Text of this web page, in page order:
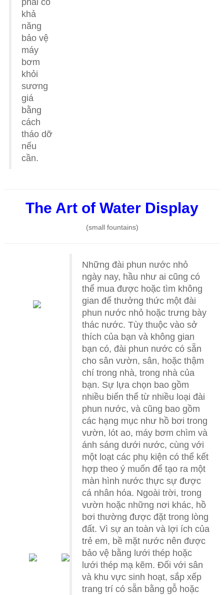
phải có
khả
năng
bảo vệ
máy
bơm
khỏi
sương
giá
bằng
cách
tháo dỡ
nếu
cần.
The Art of Water Display
(small fountains)
Những đài phun nước nhỏ
ngày nay, hầu như ai cũng có
thể mua được hoặc tìm không
gian để thưởng thức một đài
phun nước nhỏ hoặc trưng bày
thác nước. Tùy thuộc vào sở
thích của bạn và không gian
bạn có, đài phun nước có sẵn
cho sân vườn, sân, hoặc thậm
chí trong nhà, trong nhà của
bạn. Sự lựa chọn bao gồm
nhiều biến thể từ nhiều loại đài
phun nước, và cũng bao gồm
các hạng mục như hồ bơi trong
vườn, lót ao, máy bơm chìm và
ánh sáng dưới nước, cùng với
một loạt các phụ kiện có thể kết
hợp theo ý muốn để tạo ra một
màn hình nước thực sự được
cá nhân hóa. Ngoài trời, trong
vườn hoặc những nơi khác, hồ
bơi thường được đặt trong lòng
đất. Vì sự an toàn và lợi ích của
trẻ em, bề mặt nước nên được
bảo vệ bằng lưới thép hoặc
lưới thép mạ kẽm. Đối với sân
và khu vực sinh hoạt, sắp xếp
trang trí có sẵn bằng gỗ hoặc